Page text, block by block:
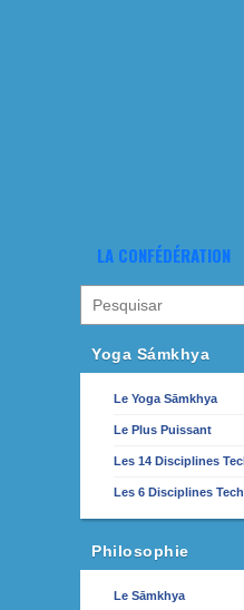
LA CONFÉDÉRATION
Yoga Sámkhya
Le Yoga Sāmkhya
Le Plus Puissant
Les 14 Disciplines
Les 6 Disciplines
Philosophie
Le Sāmkhya